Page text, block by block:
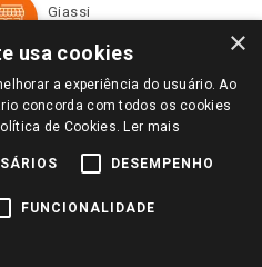
Giassi
×
usa cookies
a experiência do usuário. Ao
concorda com todos os cookies
de Cookies. Ler mais
DESEMPENHO
FUNCIONALIDADE